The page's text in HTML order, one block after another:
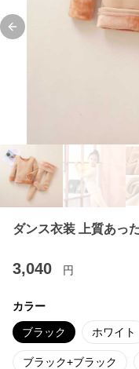
Previous slide
ダンス衣装 上質あっ
3,040 円
カラー
ブラック ホワイト
ブラック+ブラック